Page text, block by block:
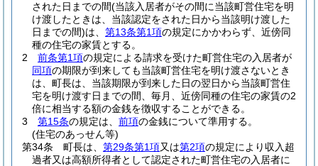
された日までの間(当該入居者がその間に当該町営住宅を明
け渡したときは、当該認定をされた日から当該明け渡した
日までの間)は、 第13条第1項の規定にかかわらず、近傍同
種の住宅の家賃とする。
2
前条第1項の規定による請求を受けた町営住宅の入居者が
同項の期限が到来しても当該町営住宅を明け渡さないとき
は、町長は、当該期限が到来した日の翌日から当該町営住
宅を明け渡す日までの間、毎月、近傍同種の住宅の家賃の2
倍に相当する額の金銭を徴収することができる。
3
第15条の規定は、 前項の金銭について準用する。
(住宅のあっせん等)
第34条
町長は、 第29条第1項又は第2項の規定により収入超
過者又は高額所得者として認定された町営住宅の入居者に